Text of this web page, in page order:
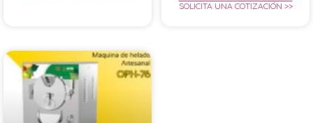
SOLICITA UNA COTIZACIÓN >>